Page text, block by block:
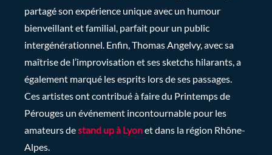
partagé son expérience unique avec un humour
bienveillant et familial, parfait pour un public
intergénérationnel. Enfin, Thomas Angelvy, avec sa
maîtrise de l’improvisation et ses sketchs hilarants, a
également marqué les esprits lors de ses passages.
Ces artistes ont contribué à faire du Printemps de
Pérouges un événement incontournable pour les
amateurs destand up à Lyonet dans la région Rhône-
Alpes.